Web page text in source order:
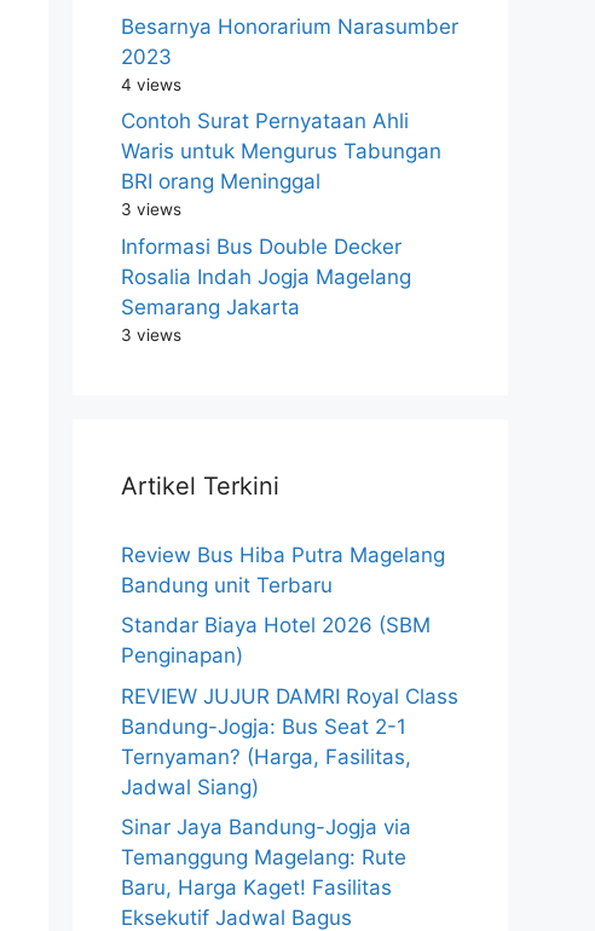
Besarnya Honorarium Narasumber
2023
4 views
Contoh Surat Pernyataan Ahli
Waris untuk Mengurus Tabungan
BRI orang Meninggal
3 views
Informasi Bus Double Decker
Rosalia Indah Jogja Magelang
Semarang Jakarta
3 views
Artikel Terkini
Review Bus Hiba Putra Magelang
Bandung unit Terbaru
Standar Biaya Hotel 2026 (SBM
Penginapan)
REVIEW JUJUR DAMRI Royal Class
Bandung-Jogja: Bus Seat 2-1
Ternyaman? (Harga, Fasilitas,
Jadwal Siang)
Sinar Jaya Bandung-Jogja via
Temanggung Magelang: Rute
Baru, Harga Kaget! Fasilitas
Eksekutif Jadwal Bagus